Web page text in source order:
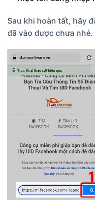
Sau khi hoàn tất, hãy
đã vào được chưa nhé.